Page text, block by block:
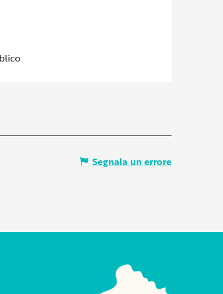
Segnala un errore